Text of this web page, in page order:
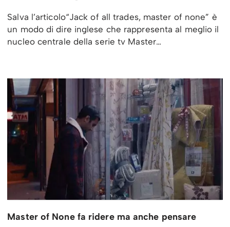
Salva l’articolo“Jack of all trades, master of none” è
un modo di dire inglese che rappresenta al meglio il
nucleo centrale della serie tv Master…
Master of None fa ridere ma anche pensare